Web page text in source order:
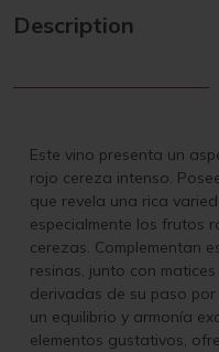
Description
Este vino presenta un
rojo cereza intenso.
que revela una rica
especialmente los frutos
cerezas. Complementan
resinas, junto con
derivadas de su paso
un equilibrio y armonía
elementos gustativos,